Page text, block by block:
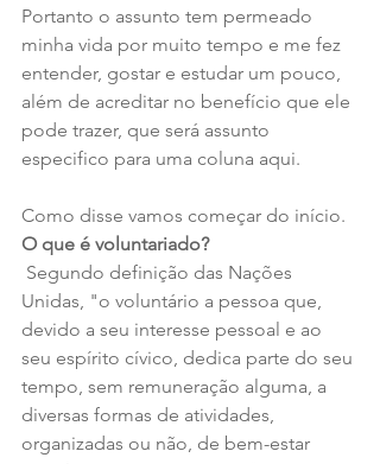
Portanto o assunto tem permeado
minha vida por muito tempo e me fez
entender, gostar e estudar um pouco,
além de acreditar no benefício que ele
pode trazer, que será assunto
especifico para uma coluna aqui.
Como disse vamos começar do início.
O que é voluntariado?
Unidas, "o voluntário a pessoa que,
devido a seu interesse pessoal e ao
seu espírito cívico, dedica parte do seu
tempo, sem remuneração alguma, a
diversas formas de atividades,
organizadas ou não, de bem-estar